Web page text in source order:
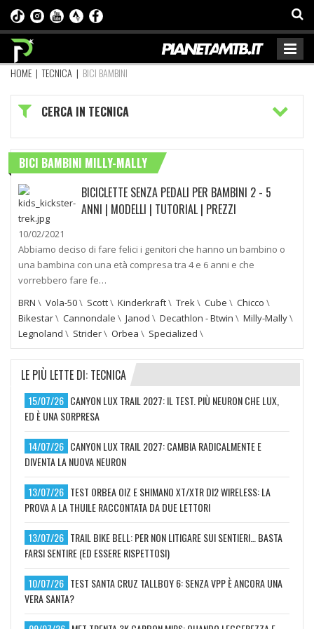
HOME |TECNICA | BICI BAMBINI
CERCA IN TECNICA
BICI BAMBINI MILLY-MALLY
BICICLETTE SENZA PEDALI PER BAMBINI 2 - 5
ANNI | MODELLI | TUTORIAL | PREZZI
10/02/2021
Abbiamo deciso di fare felici i genitori che hanno un bambino o
una bambina con una età compresa tra 4 e 6 anni e che
vorrebbero fare fe…
BRN \ Vola-50\ Scott\ Kinderkraft\ Trek \ Cube \ Chicco \
Bikestar\ Cannondale \ Janod \ Decathlon - Btwin \ Milly-Mally\
Legnoland \ Strider\ Orbea \ Specialized \
LE PIÙ LETTE DI: TECNICA
15/07/26 CANYON LUX TRAIL 2027: IL TEST. PIÙ NEURON CHE LUX,
ED È UNA SORPRESA
14/07/26 CANYON LUX TRAIL 2027: CAMBIA RADICALMENTE E
DIVENTA LA NUOVA NEURON
13/07/26 TEST ORBEA OIZ E SHIMANO XT/XTR DI2 WIRELESS: LA
PROVA A LA THUILE RACCONTATA DA DUE LETTORI
13/07/26 TRAIL BIKE BELL: PER NON LITIGARE SUI SENTIERI… BASTA
FARSI SENTIRE (ED ESSERE RISPETTOSI)
10/07/26 TEST SANTA CRUZ TALLBOY 6: SENZA VPP È ANCORA UNA
VERA SANTA?